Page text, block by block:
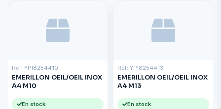
Réf: YPI8254410
EMERILLON OEIL/OEIL INOX
A4 M10
En stock
Réf: YPI8254413
EMERILLON OEIL/OEIL INOX
A4 M13
En stock